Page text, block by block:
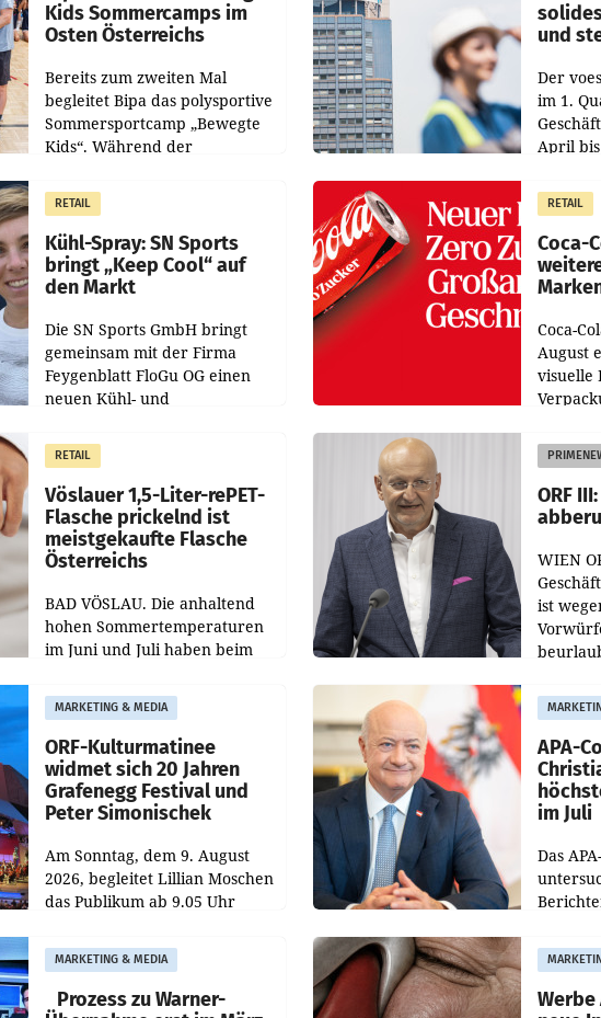
Kids Sommercamps im
Osten Österreichs
Bereits zum zweiten Mal
begleitet Bipa das polysportive
Sommersportcamp „Bewegte
Kids“. Während der
Juli und August versorgt das
Unternehmen Kinder sowie
und
Der
im 1.
April bis
Der
zur
RETAIL
Kühl-Spray: SN Sports
bringt „Keep Cool“ auf
den Markt
Die SN Sports GmbH bringt
gemeinsam mit der Firma
Feygenblatt FloGu OG einen
neuen Kühl- und
Markt. Das Produkt namens
„Keep Cool“ ist zu 100 Prozent
RETAIL
Coca-
Coca-
August
visuelle
RETAIL
Vöslauer 1,5-Liter-rePET-
Flasche prickelnd ist
meistgekaufte Flasche
Österreichs
BAD VÖSLAU. Die anhaltend
hohen Sommertemperaturen
im Juni und Juli haben beim
Getränkehersteller Vöslauer zu
deutlichen Absatzzuwächsen
geführt. Während
ORF
WIEN
ist
MARKETING & MEDIA
ORF-Kulturmatinee
widmet sich 20 Jahren
Grafenegg Festival und
Peter Simonischek
Am Sonntag, dem 9. August
2026, begleitet Lillian Moschen
das Publikum ab 9.05 Uhr
„Kulturmatinee“. Die Sendung
startet mit der Dokumentation
„20 Jahre Grafenegg
APA-
im Juli
Das
welche
MARKETING & MEDIA
Prozess zu Warner-